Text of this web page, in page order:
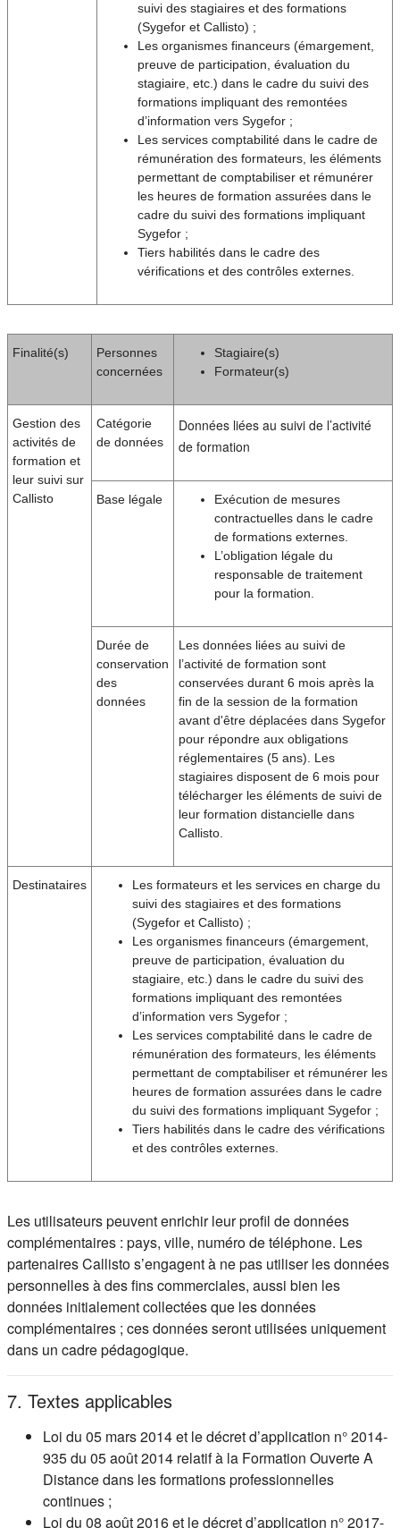
suivi des stagiaires et des formations
(Sygefor et Callisto) ;
Les organismes financeurs (émargement,
preuve de participation, évaluation du
stagiaire, etc.) dans le cadre du suivi des
formations impliquant des remontées
d’information vers Sygefor ;
Les services comptabilité dans le cadre de
rémunération des formateurs, les éléments
permettant de comptabiliser et rémunérer
les heures de formation assurées dans le
cadre du suivi des formations impliquant
Sygefor ;
Tiers habilités dans le cadre des
vérifications et des contrôles externes.
Finalité(s)
Personnes
concernées
Stagiaire(s)
Formateur(s)
Gestion des
activités de
formation et
leur suivi sur
Callisto
Catégorie
de données
Données liées au suivi de l’activité
de formation
Base légale
Exécution de mesures
contractuelles dans le cadre
de formations externes.
L’obligation légale du
responsable de traitement
pour la formation.
Durée de
conservation
des
données
Les données liées au suivi de
l’activité de formation sont
conservées durant 6 mois après la
fin de la session de la formation
avant d'être déplacées dans Sygefor
pour répondre aux obligations
réglementaires (5 ans). Les
stagiaires disposent de 6 mois pour
télécharger les éléments de suivi de
leur formation distancielle dans
Callisto.
Destinataires
Les formateurs et les services en charge du
suivi des stagiaires et des formations
(Sygefor et Callisto) ;
Les organismes financeurs (émargement,
preuve de participation, évaluation du
stagiaire, etc.) dans le cadre du suivi des
formations impliquant des remontées
d’information vers Sygefor ;
Les services comptabilité dans le cadre de
rémunération des formateurs, les éléments
permettant de comptabiliser et rémunérer les
heures de formation assurées dans le cadre
du suivi des formations impliquant Sygefor ;
Tiers habilités dans le cadre des vérifications
et des contrôles externes.
Les utilisateurs peuvent enrichir leur profil de données
complémentaires : pays, ville, numéro de téléphone. Les
partenaires Callisto s’engagent à ne pas utiliser les données
personnelles à des fins commerciales, aussi bien les
données initialement collectées que les données
complémentaires ; ces données seront utilisées uniquement
dans un cadre pédagogique.
7. Textes applicables
Loi du 05 mars 2014 et le décret d’application n° 2014-
935 du 05 août 2014 relatif à la Formation Ouverte A
Distance dans les formations professionnelles
continues ;
Loi du 08 août 2016 et le décret d’application n° 2017-